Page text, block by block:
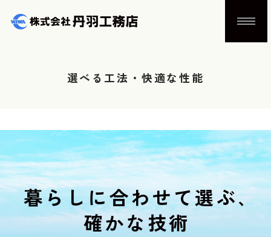
選べる工法・快適な性能
暮らしに合わせて選ぶ､
確かな技術